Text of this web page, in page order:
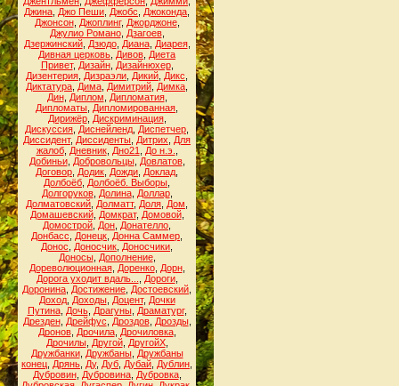
Джина Джо Пеши Джобс Джоконда
Джонсон, Джоплинг, Джорджоне,
Джулио Романо, Дзагоев,
Дзержинский, Дзюдо, Диана, Диарея,
Дивная церковь Дивов Диета
Привет, Дизайн, Дизайнюхер,
Дизентерия Дизраэли Дикий Дикс
Диктатура Дима Димитрий Димка
Дин, Диплом Дипломатия,
Дипломаты Дипломированная
Дирижёр, Дискриминация,
Дискуссия Диснейленд Диспетчер
Диссидент, Диссиденты Дитрих
Для
жалоб, Дневник, Дно21 До н.э.
Добиньи, Добровольцы, Довлатов,
Договор Додик Дожди Доклад
Долбоёб Долбоёб. Выборы
Долгоруков, Долина, Доллар,
Долматовский Долматт, Доля Дом
Домашевский, Домкрат, Домовой,
Домострой Дон Донателло
Донбасс
Донецк Донна Саммер
Донос
Доносчик Доносчики
Доносы, Дополнение,
Дореволюционная, Доренко, Дорн,
Дорога уходит вдаль...
Дороги,
Доронина Достижение Достоевский
Доход, Доходы, Доцент, Дочки
Путина, Дочь, Драгуны, Драматург,
Дрезден, Дрейфус Дроздов, Дрозды,
Дронов, Дрочила, Дрочиловка,
Дрочилы, Другой, ДругойХ,
Дружбанки, Дружбаны, Дружбаны
конец Дрянь Ду, Дуб Дубай Дублин
Дубровин, Дубровина, Дубровка,